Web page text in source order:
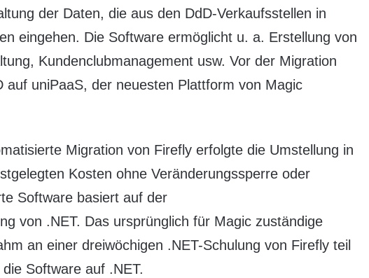
der Daten, die aus den DdD-Verkaufsstellen in
eingehen. Die Software ermöglicht u. a. Erstellung von
Kundenclubmanagement usw. Vor der Migration
auf uniPaaS, der neuesten Plattform von Magic
Migration von Firefly erfolgte die Umstellung in
Kosten ohne Veränderungssperre oder
Software basiert auf der
von .NET. Das ursprünglich für Magic zuständige
an einer dreiwöchigen .NET-Schulung von Firefly teil
Software auf .NET.